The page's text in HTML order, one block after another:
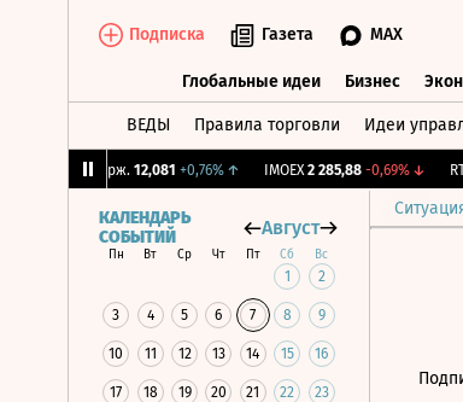
Подписка Газета MAX
Глобальные идеи Бизнес
ВЕДЫ Правила торговли Идеи
CNY Бирж. 12,081 +0,76%↑ IMOEX 2 285,88 -0,69%↓
КАЛЕНДАРЬ
СОБЫТИЙ
Август
Пн Вт Ср Чт Пт Сб Вс
1 2
3 4 5 6 7 8 9
10 11 12 13 14 15 16
17 18 19 20 21 22 23